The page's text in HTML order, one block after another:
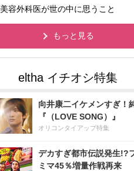
美容外科医が世の中に思うこと
もっと見る
向井康二イケメンすぎ！
『（LOVE SONG）』
オリコンタイアップ特集
デカすぎ都市伝説発生!?
ミマ45％増量作戦再来